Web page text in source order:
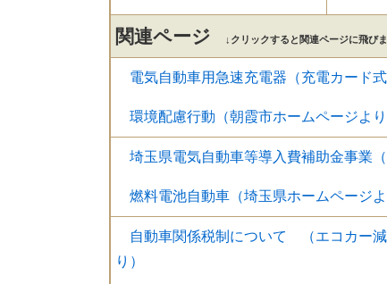
関連ページ ↓クリックすると関連ページに飛び
電気自動車用急速充電器（充電カード
環境配慮行動（朝霞市ホームページより
埼玉県電気自動車等導入費補助金事業
燃料電池自動車（埼玉県ホームページよ
自動車関係税制について （エコカー
り）